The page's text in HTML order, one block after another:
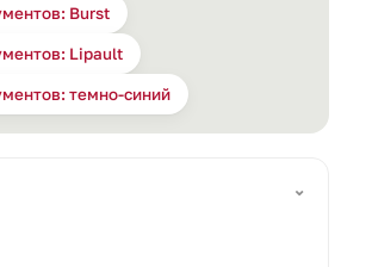
Burst
Lipault
темно-синий
⌄